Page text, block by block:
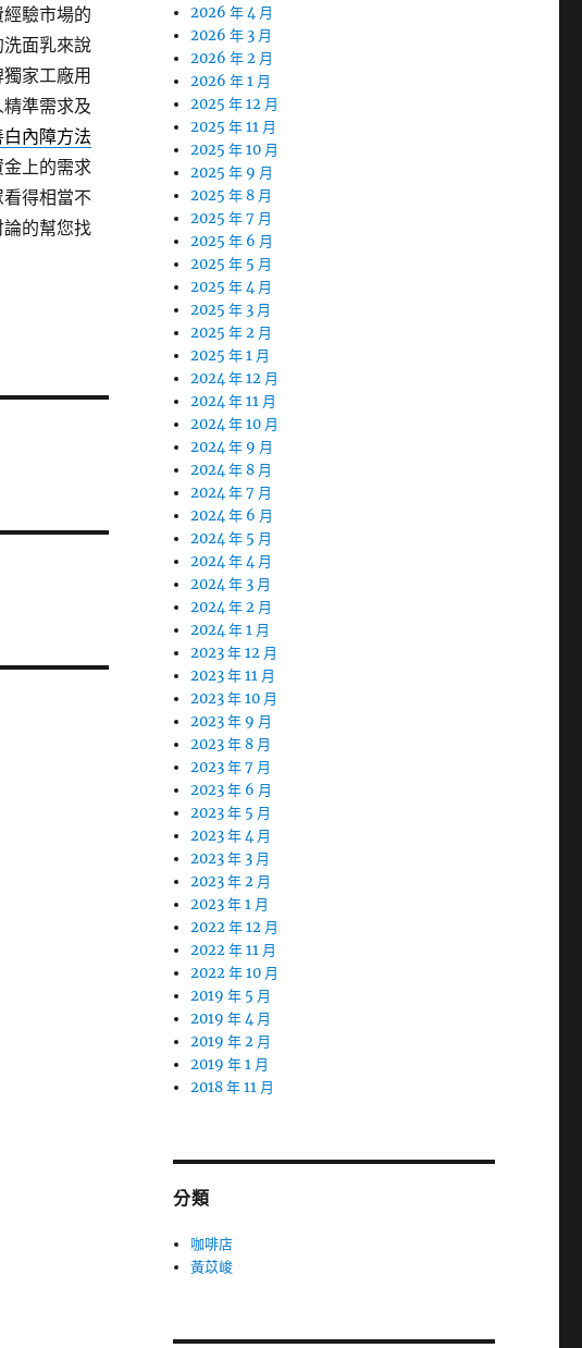
驗市場的
面乳來說
家工廠用
準需求及
內障方法
金上的需求
得相當不
的幫您找
2026 年 4 月
2026 年 3 月
2026 年 2 月
2026 年 1 月
2025 年 12 月
2025 年 11 月
2025 年 10 月
2025 年 9 月
2025 年 8 月
2025 年 7 月
2025 年 6 月
2025 年 5 月
2025 年 4 月
2025 年 3 月
2025 年 2 月
2025 年 1 月
2024 年 12 月
2024 年 11 月
2024 年 10 月
2024 年 9 月
2024 年 8 月
2024 年 7 月
2024 年 6 月
2024 年 5 月
2024 年 4 月
2024 年 3 月
2024 年 2 月
2024 年 1 月
2023 年 12 月
2023 年 11 月
2023 年 10 月
2023 年 9 月
2023 年 8 月
2023 年 7 月
2023 年 6 月
2023 年 5 月
2023 年 4 月
2023 年 3 月
2023 年 2 月
2023 年 1 月
2022 年 12 月
2022 年 11 月
2022 年 10 月
2019 年 5 月
2019 年 4 月
2019 年 2 月
2019 年 1 月
2018 年 11 月
分類
咖啡店
黃苡峻